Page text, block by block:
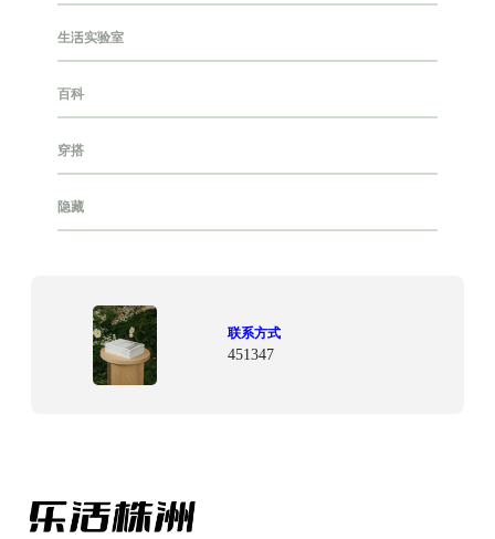
生活实验室
百科
穿搭
隐藏
联系方式
451347